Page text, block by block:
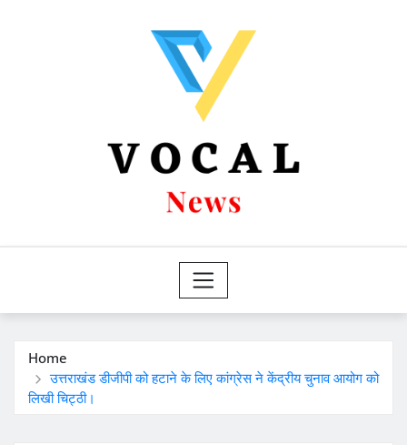
Home
उत्तराखंड डीजीपी को हटाने के लिए कांग्रेस ने केंद्रीय चुनाव आयोग को
लिखी चिट्ठी।